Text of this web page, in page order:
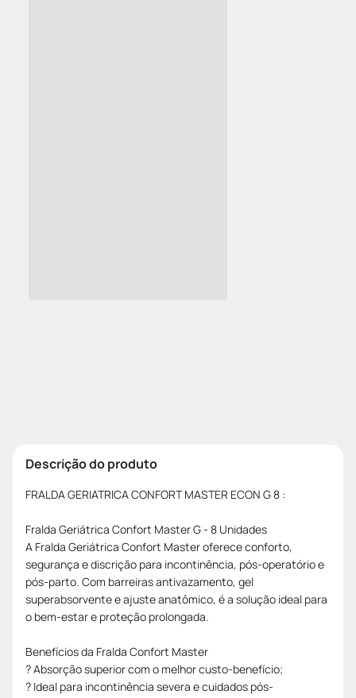
Descrição do produto
FRALDA GERIATRICA CONFORT MASTER ECON G 8 :
Fralda Geriátrica Confort Master G - 8 Unidades
A Fralda Geriátrica Confort Master oferece conforto,
segurança e discrição para incontinência, pós-operatório e
pós-parto. Com barreiras antivazamento, gel
superabsorvente e ajuste anatômico, é a solução ideal para
o bem-estar e proteção prolongada.
Benefícios da Fralda Confort Master
? Absorção superior com o melhor custo-benefício;
? Ideal para incontinência severa e cuidados pós-